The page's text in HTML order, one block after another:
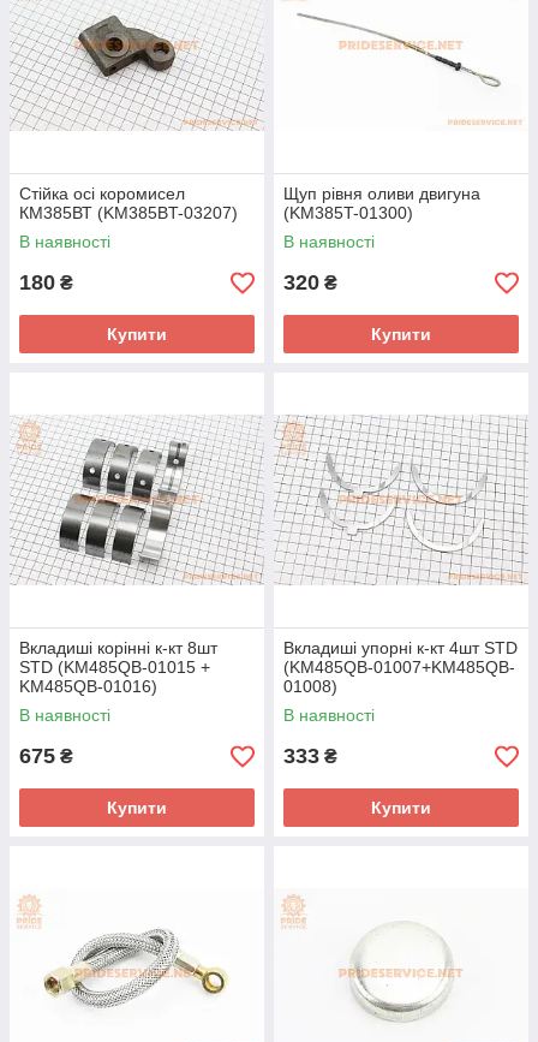
Стійка осі коромисел
КМ385ВТ (KM385BT-03207)
В наявності
180 ₴
Купити
Щуп рівня оливи двигуна
(KM385T-01300)
В наявності
320 ₴
Купити
Вкладиші корінні к-кт 8шт
STD (KM485QB-01015 +
KM485QB-01016)
В наявності
675 ₴
Купити
Вкладиші упорні к-кт 4шт STD
(KM485QB-01007+KM485QB-
01008)
В наявності
333 ₴
Купити